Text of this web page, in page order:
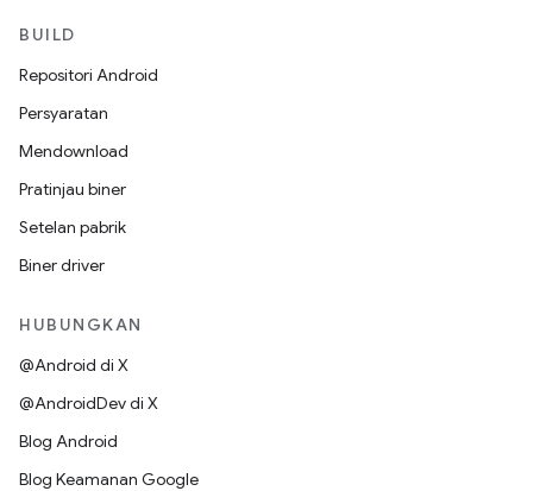
BUILD
Repositori Android
Persyaratan
Mendownload
Pratinjau biner
Setelan pabrik
Biner driver
HUBUNGKAN
@Android di X
@AndroidDev di X
Blog Android
Blog Keamanan Google